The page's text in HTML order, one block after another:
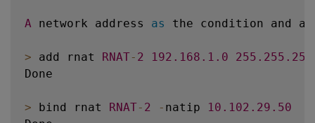
A network address as the condition and a
> add rnat RNAT- 2 192.168 .1 .0 255.255 .255
Done
> bind rnat RNAT- 2 - natip 10.102 .29 .50